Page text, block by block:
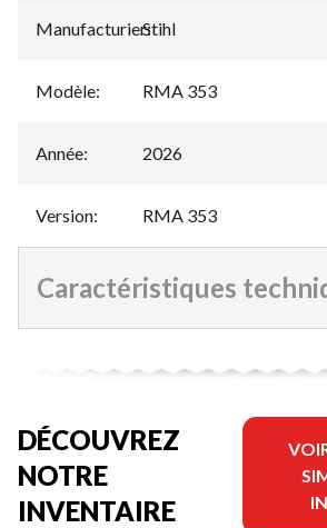
Manufacturier:
Stihl
Modèle: RMA 353
Année: 2026
Version: RMA 353
Caractéristiques
DÉCOUVREZ
NOTRE
INVENTAIRE